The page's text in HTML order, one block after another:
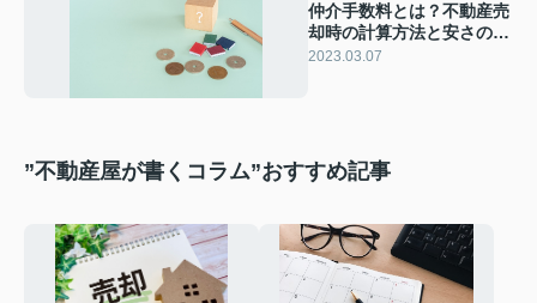
仲介手数料とは？不動産売
却時の計算方法と安さのみ
で選ぶリスクを解説
2023.03.07
”不動産屋が書くコラム”おすすめ記事